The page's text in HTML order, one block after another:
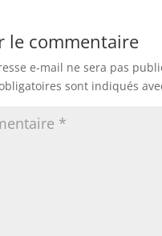
le commentaire
e-mail ne sera pas
sont indiqués